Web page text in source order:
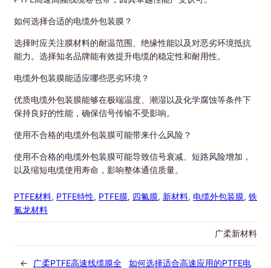
如何选择合适的电缆外包装膜？
选择时应关注膜材料的耐温范围、绝缘性能以及对恶劣环境抵抗
能力。选择知名品牌能有效提升电缆的稳定性和耐用性。
电缆外包装膜能适应哪些恶劣环境？
优质电缆外包装膜能够在极端温度、潮湿以及化学腐蚀等条件下
保持良好的性能，确保信号传输不受影响。
使用不合格的电缆外包装膜可能带来什么风险？
使用不合格的电缆外包装膜可能导致信号衰减、短路风险增加，
以及缩短电缆使用寿命，影响整体通信质量。
PTFE材料, PTFE特性, PTFE膜, 四氟膜, 新材料, 电缆外包装膜, 铁
氟龙材料
广柔新材料
← 广柔PTFE高速线缆膜全 如何选择适合高速应用的PTFE电